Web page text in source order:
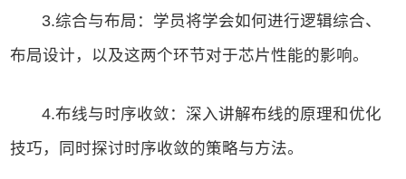
3.综合与布局：学员将学会如何进行逻辑综合、
布局设计，以及这两个环节对于芯片性能的影响。
4.布线与时序收敛：深入讲解布线的原理和优化
技巧，同时探讨时序收敛的策略与方法。